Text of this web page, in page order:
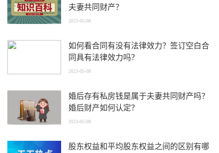
夫妻共同财产？
2023-05-08
如何看合同有没有法律效力？签订空白合
同具有法律效力吗？
2023-05-08
婚后存有私房钱是属于夫妻共同财产吗？
婚后财产如何认定？
2023-05-08
股东权益和平均股东权益之间的区别有哪